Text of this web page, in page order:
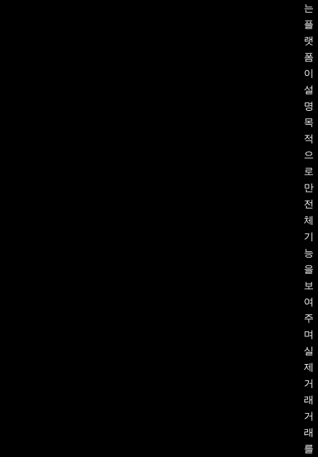
는
플
랫
폼
이
설
명
목
적
으
로
만
전
체
기
능
을
보
여
주
며
실
제
거
래
거
래
를